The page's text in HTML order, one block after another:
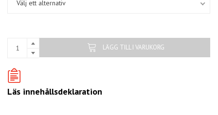
Välj ett alternativ
LÄGG TILL I VARUKORG
Läs innehållsdeklaration